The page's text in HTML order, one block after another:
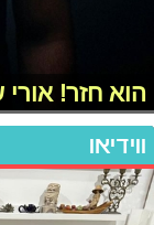
הוא חזר!
ווידיאו